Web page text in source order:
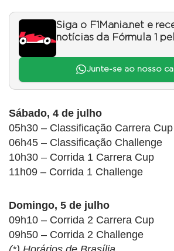
Siga o F1Mania.net e
notícias da Fórmula 1
Junte-se ao nosso
Sábado, 4 de julho
05h30 – Classificação Carrera Cup
06h45 – Classificação Challenge
10h30 – Corrida 1 Carrera Cup
11h09 – Corrida 1 Challenge
Domingo, 5 de julho
09h10 – Corrida 2 Carrera Cup
09h50 – Corrida 2 Challenge